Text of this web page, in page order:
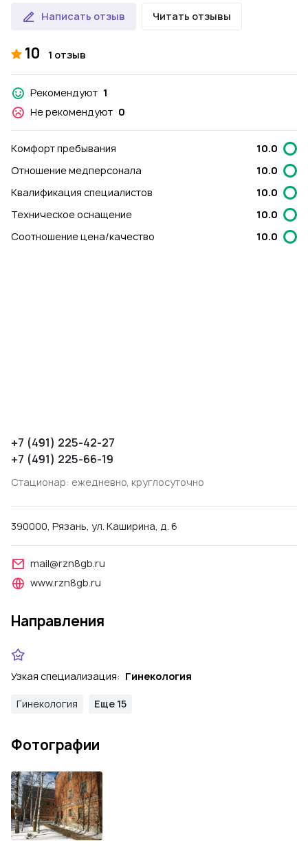
Написать отзыв Читать отзывы
10 1 отзыв
Рекомендуют 1
Не рекомендуют 0
Комфорт пребывания
10.0
Отношение медперсонала
10.0
Квалификация специалистов
10.0
Техническое оснащение
10.0
Соотношение цена/качество
10.0
+7 (491) 225-42-27
+7 (491) 225-66-19
Стационар: ежедневно, круглосуточно
390000, Рязань, ул. Каширина, д. 6
mail@rzn8gb.ru
www.rzn8gb.ru
Направления
Узкая специализация: Гинекология
Гинекология Еще 15
Фотографии